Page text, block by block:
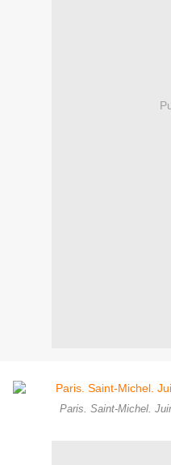
Paris. Saint-Michel.